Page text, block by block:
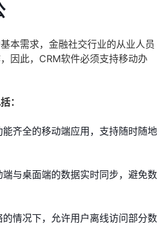
本需求，金融社交行业的从业人员
因此，CRM软件必须支持移动办
：
能齐全的移动端应用，支持随时随地
端与桌面端的数据实时同步，避免数
的情况下，允许用户离线访问部分数